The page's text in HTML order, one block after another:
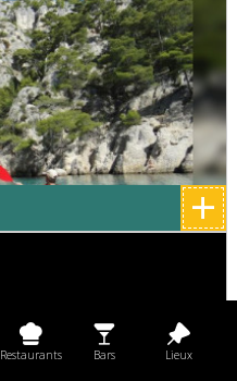
+
Restaurants Bars Lieux